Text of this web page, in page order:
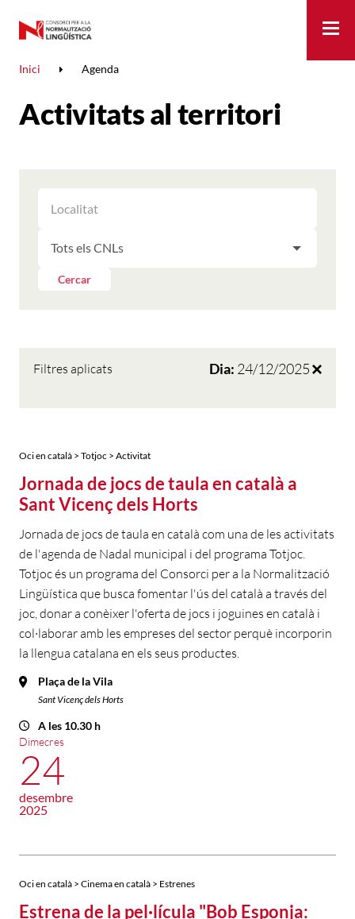
Inici Agenda
Activitats al territori
ELS
RESULTATS
LES
PER
LES
Cercar
Filtres aplicats Dia: 24/12/2025
Oci en català > Totjoc > Activitat
Jornada de jocs de taula en català a
Sant Vicenç dels Horts
Jornada de jocs de taula en català com una de les activitats
de l'agenda de Nadal municipal i del programa Totjoc.
Totjoc és un programa del Consorci per a la Normalització
Lingüística que busca fomentar l'ús del català a través del
joc, donar a conèixer l'oferta de jocs i joguines en català i
col·laborar amb les empreses del sector perquè incorporin
la llengua catalana en els seus productes.
Plaça de la Vila
Sant Vicenç dels Horts
A les 10.30 h
Dimecres
24
desembre
2025
Oci en català > Cinema en català > Estrenes
Estrena de la pel·lícula "Bob Esponja: